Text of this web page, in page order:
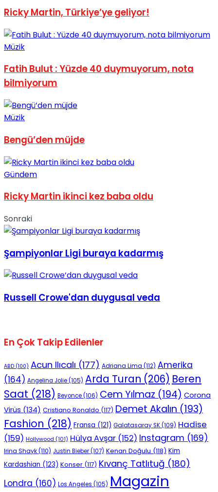
No Result
View All Result
Ricky Martin, Türkiye’ye geliyor!
Müzik
Fatih Bulut : Yüzde 40 duymuyorum, nota
bilmiyorum
Müzik
Bengü’den müjde
Gündem
Ricky Martin ikinci kez baba oldu
Sonraki
Şampiyonlar Ligi buraya kadarmış
Russell Crowe'dan duygusal veda
En Çok Takip Edilenler
ABD (100) Acun Ilıcalı (177) Adriana Lima (112) Amerika
(164) Angelina Jolie(105) Arda Turan (206) Beren
Saat (218) Beyonce(106) Cem Yılmaz (194) Corona
Virüs (134) Cristiano Ronaldo (117) Demet Akalın (193)
Fashion (218) Fransa (121) Galatasaray SK(109) Hadise
(159) Hollywood (101) Hülya Avşar (152) Instagram (169)
Irina Shayk(110) Justin Bieber(107) Kenan Doğulu (118) Kim
Kardashian (123) Konser (117) Kıvanç Tatlıtuğ (180)
Londra (160) Los Angeles (105) Magazin